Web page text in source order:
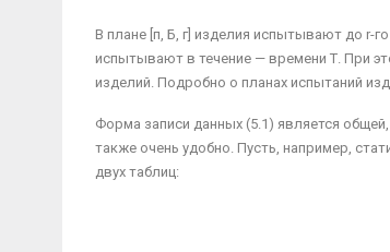
В плане [п, Б, г] изделия испытывают до r-
испытывают в течение — времени Т. При
изделий. Подробно о планах испытаний
Форма записи данных (5.1) является
также очень удобно. Пусть, например,
двух таблиц: